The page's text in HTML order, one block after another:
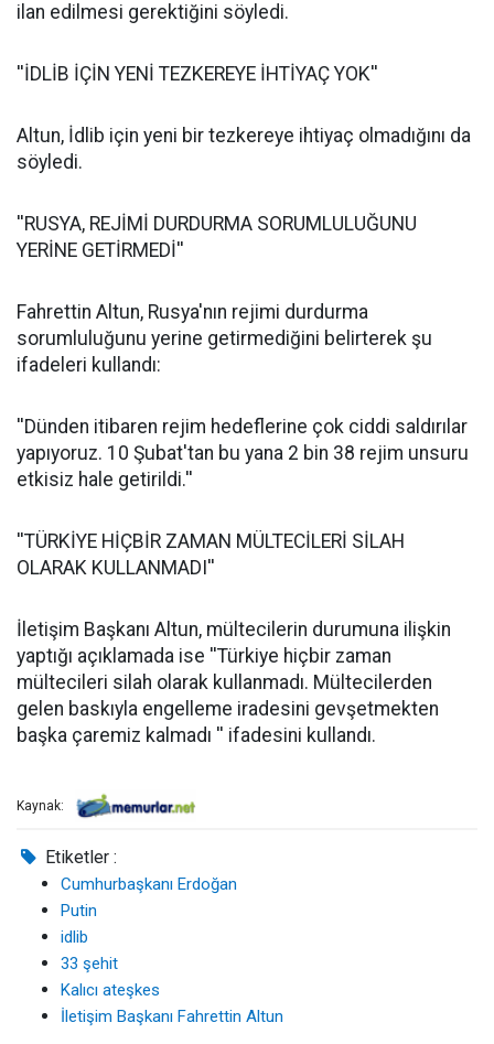
ilan edilmesi gerektiğini söyledi.
''İDLİB İÇİN YENİ TEZKEREYE İHTİYAÇ YOK''
Altun, İdlib için yeni bir tezkereye ihtiyaç olmadığını da
söyledi.
''RUSYA, REJİMİ DURDURMA SORUMLULUĞUNU
YERİNE GETİRMEDİ''
Fahrettin Altun, Rusya'nın rejimi durdurma
sorumluluğunu yerine getirmediğini belirterek şu
ifadeleri kullandı:
''Dünden itibaren rejim hedeflerine çok ciddi saldırılar
yapıyoruz. 10 Şubat'tan bu yana 2 bin 38 rejim unsuru
etkisiz hale getirildi.''
''TÜRKİYE HİÇBİR ZAMAN MÜLTECİLERİ SİLAH
OLARAK KULLANMADI''
İletişim Başkanı Altun, mültecilerin durumuna ilişkin
yaptığı açıklamada ise ''Türkiye hiçbir zaman
mültecileri silah olarak kullanmadı. Mültecilerden
gelen baskıyla engelleme iradesini gevşetmekten
başka çaremiz kalmadı '' ifadesini kullandı.
Kaynak:
Etiketler :
Cumhurbaşkanı Erdoğan
Putin
idlib
33 şehit
Kalıcı ateşkes
İletişim Başkanı Fahrettin Altun